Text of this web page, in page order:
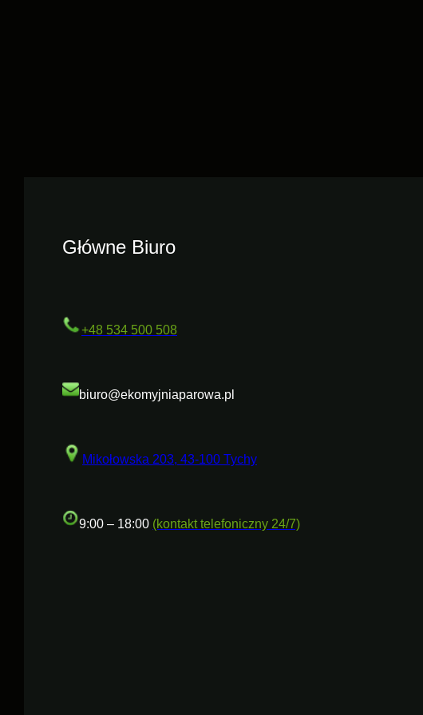
Główne Biuro
+48 534 500 508
biuro@ekomyjniaparowa.pl
Mikołowska 203, 43-100 Tychy
9:00 – 18:00 (kontakt telefoniczny 24/7)